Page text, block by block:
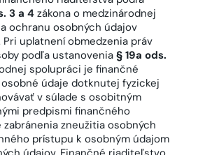
3 a 4 zákona o medzinárodnej
ochranu osobných údajov
uplatnení obmedzenia práv
podľa ustanovenia § 19a ods.
spolupráci je finančné
údaje dotknutej fyzickej
v súlade s osobitným
predpismi finančného
zneužitia osobných
prístupu k osobným údajom